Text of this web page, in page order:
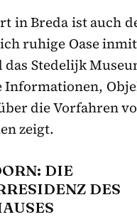
in Breda ist auch
ruhige Oase
das Stedelijk
Informationen,
die Vorfahren
zeigt.
DIE
DES